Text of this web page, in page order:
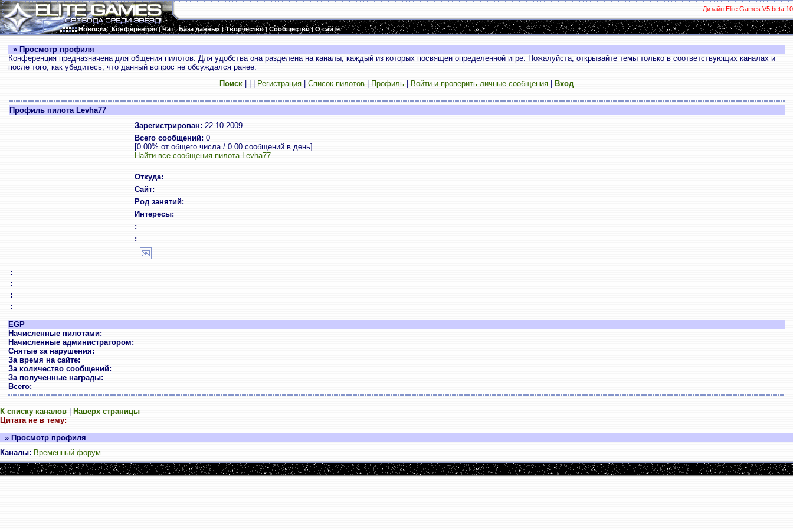
Дизайн Elite Games V5 beta.10
Новости|Конференция|Чат|База данных|Творчество|Сообщество|О сайте
» Просмотр профиля
Конференция предназначена для общения пилотов. Для удобства она разделена на каналы, каждый из которых посвящен определенной игре. Пожалуйста, открывайте темы только в соответствующих каналах и
после того, как убедитесь, что данный вопрос не обсуждался ранее.
Поиск
Регистрация Список пилотов Профиль Войти и проверить личные сообщения Вход
Профиль пилота Levha77
Зарегистрирован:22.10.2009
Всего сообщений:0
[0.00% от общего числа / 0.00 сообщений в день]
Найти все сообщения пилота Levha77
Откуда:
Сайт:
Род занятий:
Интересы:
:
:
:
:
:
:
EGP
Начисленные пилотами:
Начисленные администратором:
Снятые за нарушения:
За время на сайте:
За количество сообщений:
За полученные награды:
Всего:
К списку каналов
Наверх страницы
Цитата не в тему:
» Просмотр профиля
Каналы: Временный форум